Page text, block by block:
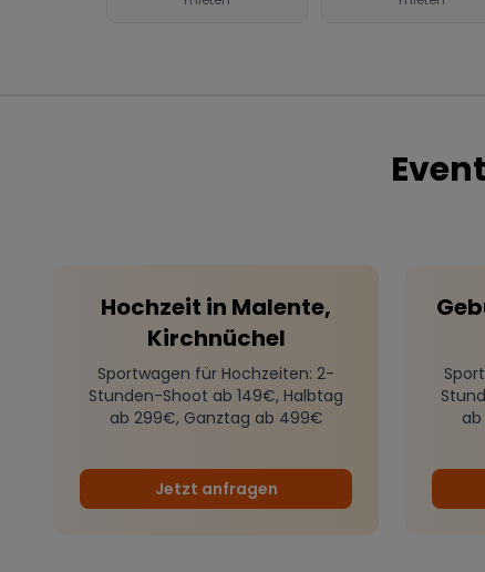
Hochzeit in Malente,
Kirchnüchel
Sportwagen für Hochzeiten: 2-
Stunden-Shoot ab 149€, Halbtag
ab 299€, Ganztag ab 499€
Jetzt anfragen